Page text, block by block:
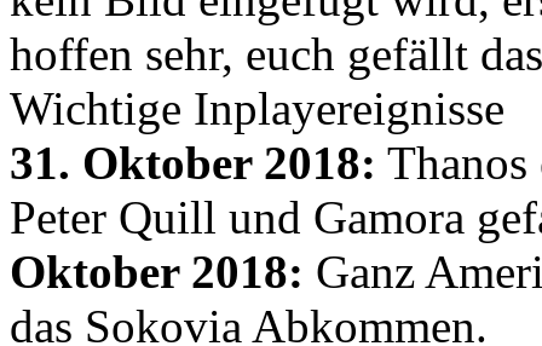
hoffen sehr, euch gefällt
Wichtige Inplayereignisse
31. Oktober 2018:
Peter Quill und Gamora
Oktober 2018: Ganz
das Sokovia Abkommen.